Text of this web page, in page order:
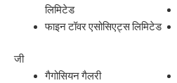
लिमिटेड
फाइन टॉवर एसोसिएट्स लिमिटेड
जी
गैगोसियन गैलरी